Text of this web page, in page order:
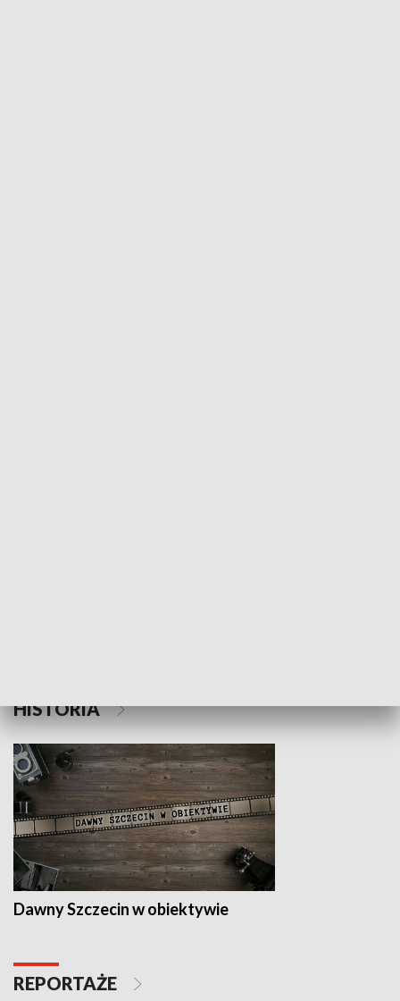
HISTORIA
Dawny Szczecin w obiektywie
REPORTAŻE